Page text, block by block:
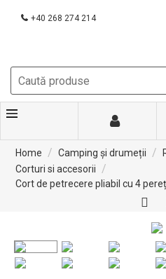
+40 268 274 214
Home / Camping și drumeții /
Corturi si accesorii /
Cort de petrecere pliabil cu 4